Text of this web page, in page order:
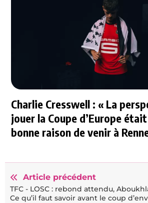
Charlie Cresswell : « La
jouer la Coupe d’Europe
bonne raison de venir à
Article précédent
TFC - LOSC : rebond attendu,
Ce qu’il faut savoir avant le coup